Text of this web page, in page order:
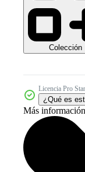
Colección
Licencia Pro
¿Qué es
Más información